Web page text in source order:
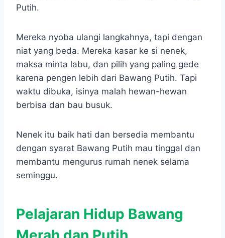
Putih.
Mereka nyoba ulangi langkahnya, tapi dengan
niat yang beda. Mereka kasar ke si nenek,
maksa minta labu, dan pilih yang paling gede
karena pengen lebih dari Bawang Putih. Tapi
waktu dibuka, isinya malah hewan-hewan
berbisa dan bau busuk.
Nenek itu baik hati dan bersedia membantu
dengan syarat Bawang Putih mau tinggal dan
membantu mengurus rumah nenek selama
seminggu.
Pelajaran Hidup Bawang